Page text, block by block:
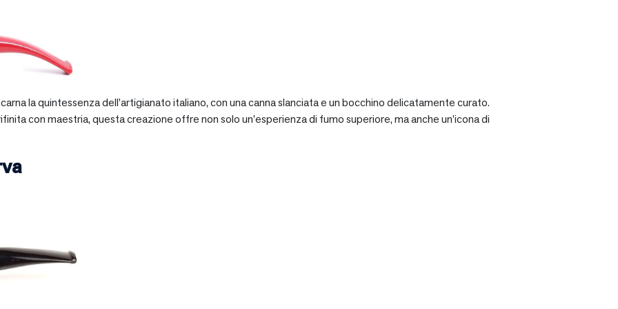
la quintessenza dell’artigianato italiano, con una canna slanciata e un bocchino delicatamente curato.
con maestria, questa creazione offre non solo un’esperienza di fumo superiore, ma anche un’icona di